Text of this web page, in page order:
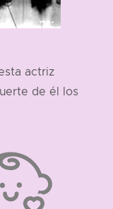
actriz
de él los